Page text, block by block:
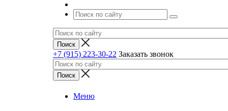
+7 (915) 223-30-22 Заказать звонок
Меню